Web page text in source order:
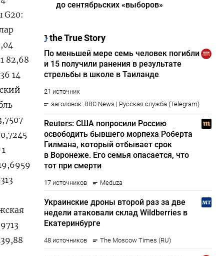
G20:
82,68
14
до сентябрьских «выборов»